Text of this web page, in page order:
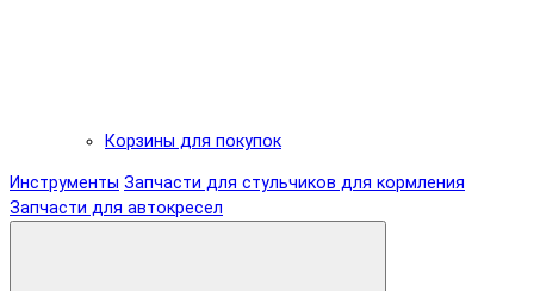
Корзины для покупок
Инструменты Запчасти для стульчиков для кормления
Запчасти для автокресел